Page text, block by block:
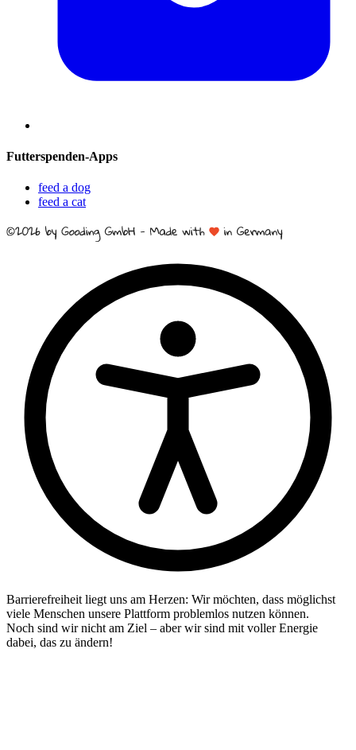
Futterspenden-Apps
feed a dog
feed a cat
Barrierefreiheit liegt uns am Herzen: Wir möchten, dass möglichst
viele Menschen unsere Plattform problemlos nutzen können.
Noch sind wir nicht am Ziel – aber wir sind mit voller Energie
dabei, das zu ändern!